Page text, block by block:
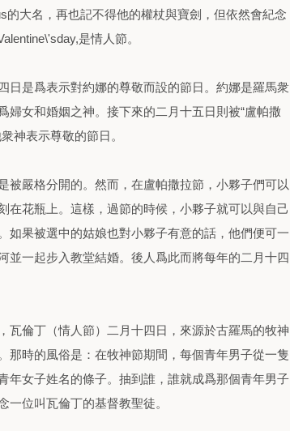
的大名，再也記不得他的權杖與寶劍，但依然會紀念
是情人節。
日是爲表示對約娜的尊敬而設的節日。約娜是羅馬衆
婦女和婚姻之神。接下來的二月十五日則被“盧帕撒
神表示尊敬的節日。
被嚴格分開的。然而，在盧帕撒拉節，小夥子們可以
在花瓶上。這樣，過節的時候，小夥子就可以與自己
如果被選中的姑娘也對小夥子有意的話，他們便可一
並一起步入教堂結婚。後人爲此而將每年的二月十四
瓦倫丁（情人節）二月十四日，來源於古羅馬的牧神
那時的風俗是：在牧神節期間，每個青年男子從一隻
年女子姓名的條子。抽到誰，誰就成爲那個青年男子
一位叫瓦倫丁的基督教聖徒。